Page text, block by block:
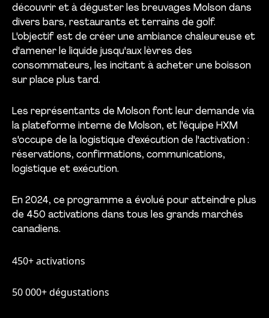
découvrir et à déguster les breuvages Molson dans
divers bars, restaurants et terrains de golf.
L'objectif est de créer une ambiance chaleureuse et
d'amener le liquide jusqu'aux lèvres des
consommateurs, les incitant à acheter une boisson
sur place plus tard.
Les représentants de Molson font leur demande via
la plateforme interne de Molson, et l'équipe HXM
s'occupe de la logistique d'exécution de l'activation :
réservations, confirmations, communications,
logistique et exécution.
En 2024, ce programme a évolué pour atteindre plus
de 450 activations dans tous les grands marchés
canadiens.
450+ activations
50 000+ dégustations